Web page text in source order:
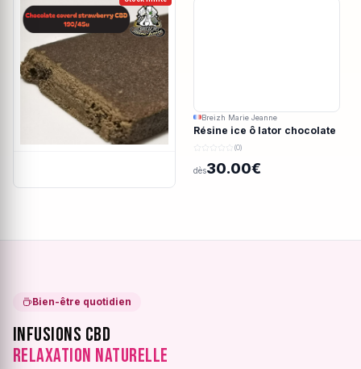
Breizh Marie Jeanne
Résine ice ô lator chocolate
covered strawberry CBD
(0)
dès30.00€
Bien-être quotidien
Infusions CBD
Relaxation Naturelle